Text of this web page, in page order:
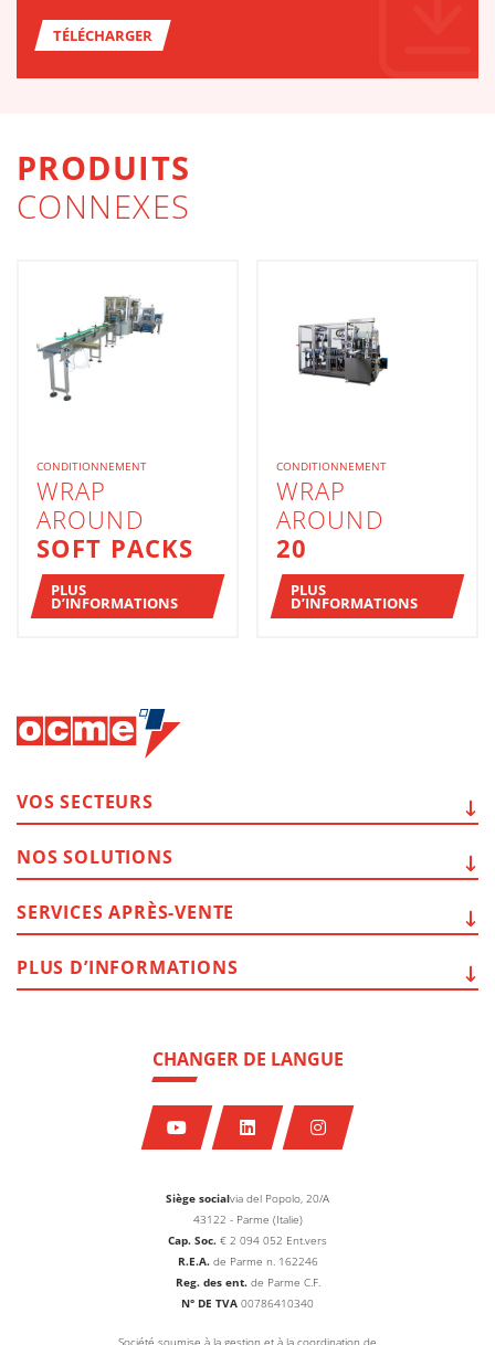
TÉLÉCHARGER
PRODUITS
CONNEXES
CONDITIONNEMENT
WRAP
AROUND
SOFT PACKS
PLUS
D’INFORMATIONS
CONDITIONNEMENT
WRAP
AROUND
20
PLUS
D’INFORMATIONS
Siège socialvia del Popolo, 20/A
43122 - Parme (Italie)
Cap. Soc. € 2 094 052 Ent.vers
R.E.A. de Parme n. 162246
Reg. des ent. de Parme C.F.
N° DE TVA 00786410340
Société soumise à la gestion et à la coordination de
CHANGER DE LANGUE
VOS SECTEURS
NOS SOLUTIONS
SERVICES APRÈS-VENTE
PLUS D’INFORMATIONS